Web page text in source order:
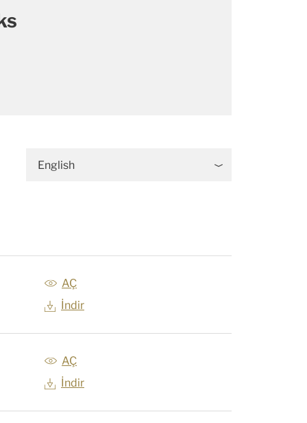
English
AÇ
İndir
AÇ
İndir